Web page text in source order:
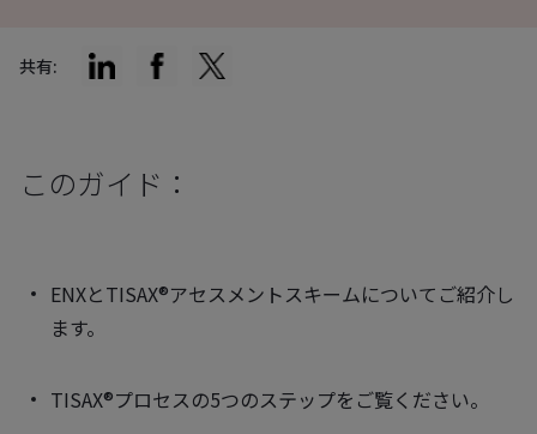
共有:
このガイド：
ENXとTISAX®アセスメントスキームについてご紹介し
ます。
TISAX®プロセスの5つのステップをご覧ください。